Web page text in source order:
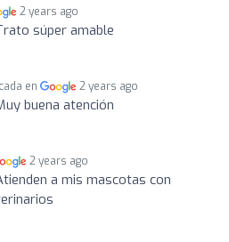
2 years ago
súper amable
en 2 years ago
buena atención
2 years ago
a mis mascotas con